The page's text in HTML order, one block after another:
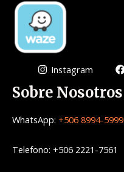
Instagram
Sobre Nosotros
WhatsApp: +506 8994-5999
Telefono: +506 2221-7561